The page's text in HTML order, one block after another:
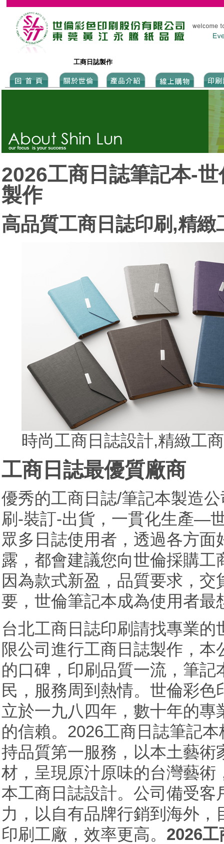
工商日誌製作
2026工商日誌筆記本-
製作
高品質工商日誌印刷,精緻
時尚工商日誌設計,精緻工
工商日誌最優質廠商
優秀的工商日誌/筆記本製造
刷-裝訂-出貨，一貫化生產—
眾多日誌使用者，透過各方面
露，都會建議您向世倫採購工
因為款式新盈，品質要求，交
要，世倫筆記本成為使用者最
台北工商日誌印刷請找專業的
限公司進行工商日誌製作，本
的口碑，印刷品質一流，筆記
民，服務周到熱情。世倫彩色
立於一九八四年，數十年的專
的信賴。2026工商日誌筆記
持品質第一服務，以本土藝術
材，呈現原汁原味的台灣藝術
本工商日誌設計。公司備受客
力，以自有品牌行銷到海外，
印刷工廠，效率更高。 2026